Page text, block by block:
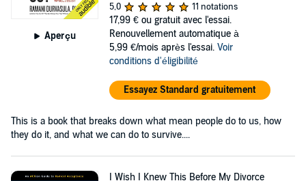
Aperçu
5,0
11 notations
17,99 € ou gratuit avec l'essai.
Renouvellement automatique à
5,99 €/mois après l'essai. Voir
conditions d'éligibilité
Essayez Standard gratuitement
This is a book that breaks down what mean people do to us, how
they do it, and what we can do to survive....
I Wish I Knew This Before My Divorce